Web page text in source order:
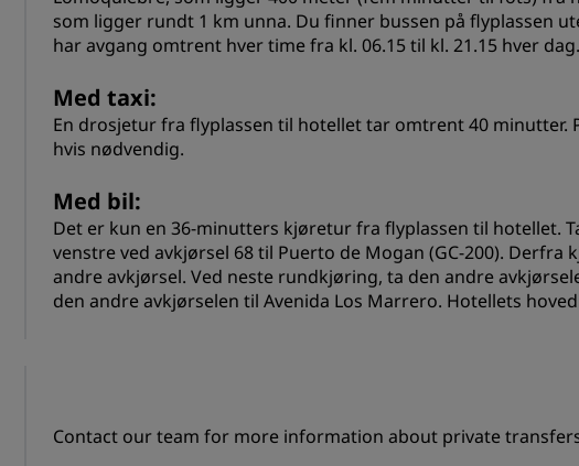
som ligger rundt 1 km unna. Du finner bussen på flyplassen
har avgang omtrent hver time fra kl. 06.15 til kl. 21.15 hver dag.
Med taxi:
En drosjetur fra flyplassen til hotellet tar omtrent 40
hvis nødvendig.
Med bil:
Det er kun en 36-minutters kjøretur fra flyplassen til hotellet.
venstre ved avkjørsel 68 til Puerto de Mogan (GC-200).
andre avkjørsel. Ved neste rundkjøring, ta den andre
den andre avkjørselen til Avenida Los Marrero. Hotellets
Contact our team for more information about private